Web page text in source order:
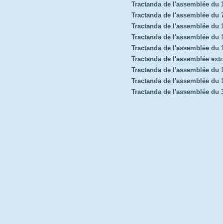
Tractanda de l'assemblée du
Tractanda de l'assemblée du
Tractanda de l'assemblée du
Tractanda de l'assemblée du
Tractanda de l'assemblée du
Tractanda de l'assemblée
Tractanda de l'assemblée du
Tractanda de l'assemblée du
Tractanda de l'assemblée du